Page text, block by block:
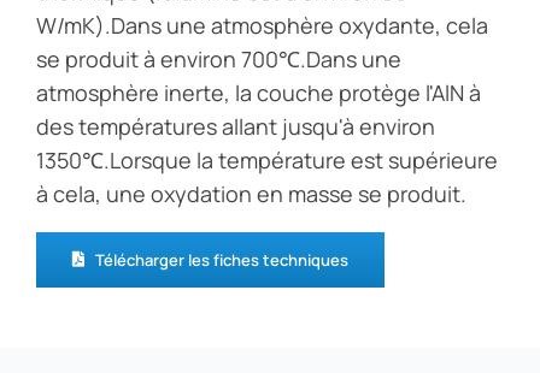
W/mK).Dans une atmosphère oxydante, cela
se produit à environ 700℃.Dans une
atmosphère inerte, la couche protège l'AlN à
des températures allant jusqu'à environ
1350℃.Lorsque la température est supérieure
à cela, une oxydation en masse se produit.
Télécharger les fiches techniques